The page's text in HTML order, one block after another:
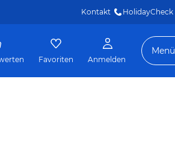
Kontakt HolidayCheck
Favoriten Anmelden
Menü